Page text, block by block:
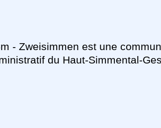
- Zweisimmen est une
du Haut-Simmental-